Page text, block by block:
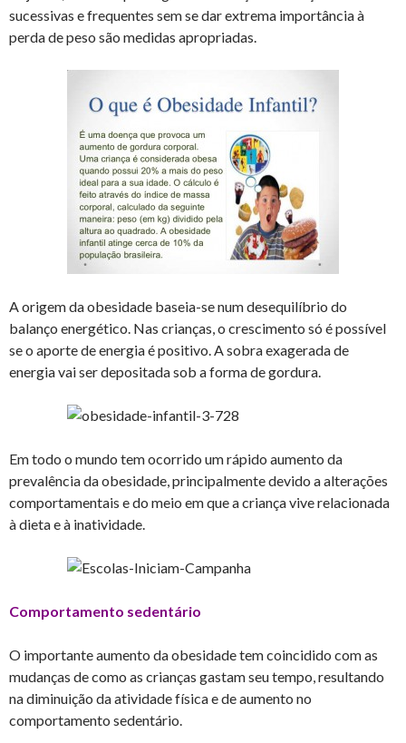
sucessivas e frequentes sem se dar extrema importância à
perda de peso são medidas apropriadas.
A origem da obesidade baseia-se num desequilíbrio do
balanço energético. Nas crianças, o crescimento só é possível
se o aporte de energia é positivo. A sobra exagerada de
energia vai ser depositada sob a forma de gordura.
Em todo o mundo tem ocorrido um rápido aumento da
prevalência da obesidade, principalmente devido a alterações
comportamentais e do meio em que a criança vive relacionada
à dieta e à inatividade.
Comportamento sedentário
O importante aumento da obesidade tem coincidido com as
mudanças de como as crianças gastam seu tempo, resultando
na diminuição da atividade física e de aumento no
comportamento sedentário.